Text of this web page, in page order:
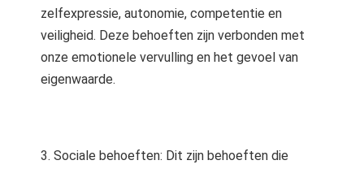
zelfexpressie, autonomie, competentie en
veiligheid. Deze behoeften zijn verbonden met
onze emotionele vervulling en het gevoel van
eigenwaarde.
3. Sociale behoeften: Dit zijn behoeften die